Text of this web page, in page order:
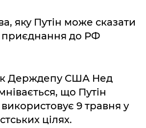
яку Путін може сказати
приєднання до РФ
Держдепу США Нед
що Путін
9 травня у
цілях.